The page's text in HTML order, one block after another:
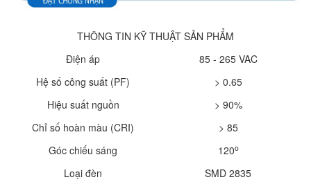
THÔNG TIN KỸ THUẬT SẢN PHẨM
Điện áp
85 - 265 VAC
Hệ số công suất (PF)
> 0.65
Hiệu suất nguồn
> 90%
Chỉ số hoàn màu (CRI)
> 85
Góc chiếu sáng
120o
Loại đèn
SMD 2835